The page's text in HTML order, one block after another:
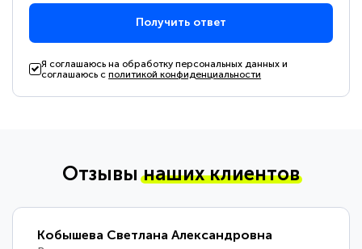
Получить ответ
Я соглашаюсь на обработку персональных данных и
соглашаюсь сполитикой конфиденциальности
Отзывынаших клиентов
Кобышева Светлана Александровна